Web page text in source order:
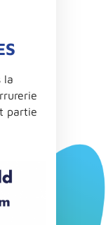
la
partie